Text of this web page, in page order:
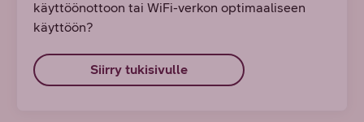
käyttöönottoon tai WiFi-verkon optimaaliseen
käyttöön?
Siirry tukisivulle